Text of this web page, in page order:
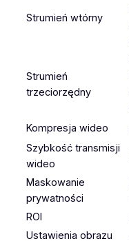
Strumień wtórny
Strumień
trzeciorzędny
Kompresja wideo
Szybkość transmisji
wideo
Maskowanie
prywatności
ROI
Ustawienia obrazu